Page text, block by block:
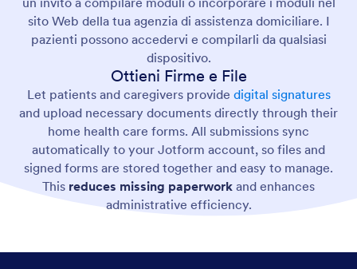
sito Web della tua agenzia di assistenza domiciliare. I
pazienti possono accedervi e compilarli da qualsiasi
dispositivo.
Ottieni Firme e File
Let patients and caregivers provide digital signatures
and upload necessary documents directly through their
home health care forms. All submissions sync
automatically to your Jotform account, so files and
signed forms are stored together and easy to manage.
This reduces missing paperwork and enhances
administrative efficiency.